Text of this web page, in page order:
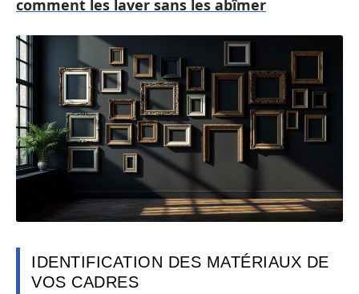
comment les laver sans les abîmer
IDENTIFICATION DES MATÉRIAUX DE
VOS CADRES